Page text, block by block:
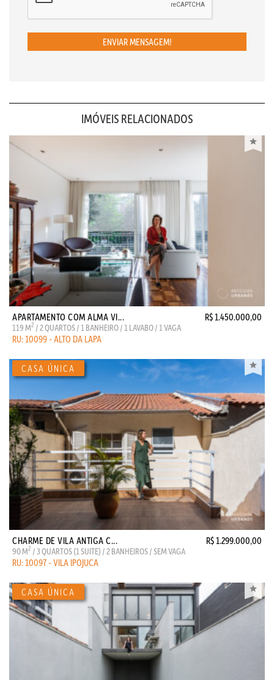
ENVIAR MENSAGEM!
IMÓVEIS RELACIONADOS
APARTAMENTO COM ALMA VI... R$ 1.450.000,00
119 M2 / 2 QUARTOS / 1 BANHEIRO / 1 LAVABO / 1 VAGA
RU: 10099 - ALTO DA LAPA
CHARME DE VILA ANTIGA C... R$ 1.299.000,00
90 M2 / 3 QUARTOS (1 SUITE) / 2 BANHEIROS / SEM VAGA
RU: 10097 - VILA IPOJUCA